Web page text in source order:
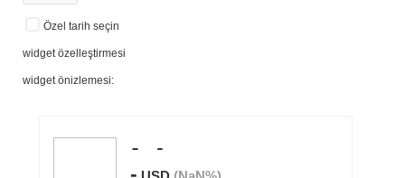
Özel tarih seçin
widget özelleştirmesi
widget önizlemesi: